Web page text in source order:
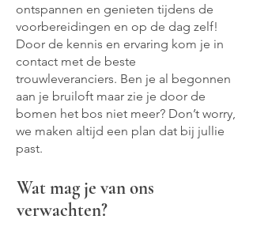
ontspannen en genieten tijdens de
voorbereidingen en op de dag zelf!
Door de kennis en ervaring kom je in
contact met de beste
trouwleveranciers. Ben je al begonnen
aan je bruiloft maar zie je door de
bomen het bos niet meer? Don’t worry,
we maken altijd een plan dat bij jullie
past.
Wat mag je van ons
verwachten?